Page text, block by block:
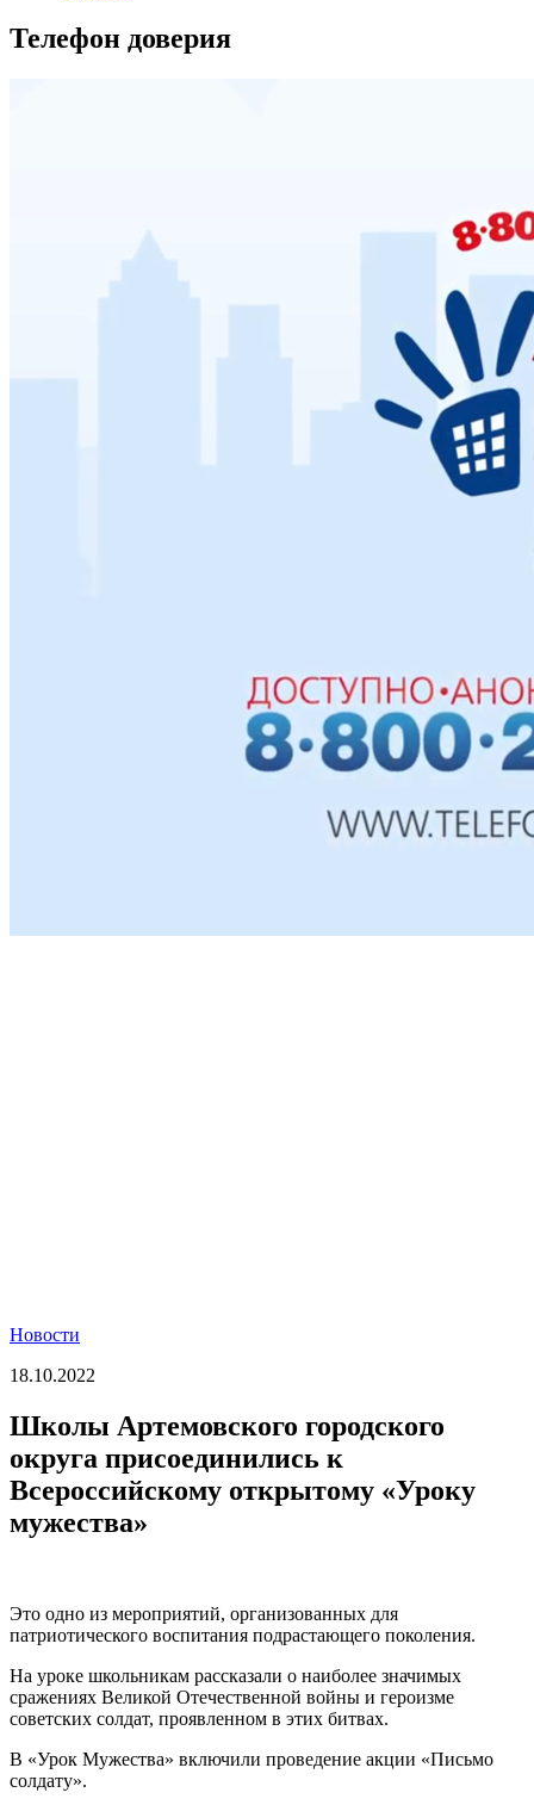
Телефон доверия
Новости
18.10.2022
Школы Артемовского городского
округа присоединились к
Всероссийскому открытому «Уроку
мужества»
Это одно из мероприятий, организованных для
патриотического воспитания подрастающего поколения.
На уроке школьникам рассказали о наиболее значимых
сражениях Великой Отечественной войны и героизме
советских солдат, проявленном в этих битвах.
В «Урок Мужества» включили проведение акции «Письмо
солдату».